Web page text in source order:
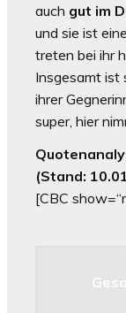
auch gut im
und sie ist
treten bei ihr
Insgesamt ist
ihrer
super, hier
(Stand:
[CBC